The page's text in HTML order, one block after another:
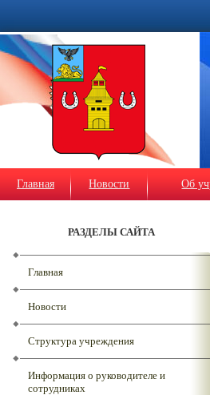
Главная Новости Об
РАЗДЕЛЫ САЙТА
Главная
Новости
Структура учреждения
Информация о руководителе и
сотрудниках